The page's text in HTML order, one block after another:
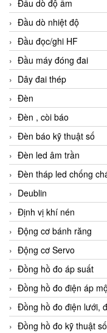
Đầu dò độ ẩm
Đầu dò nhiệt độ
Đầu đọc/ghi HF
Đầu máy đóng đai
Dây đai thép
Đèn
Đèn , còi báo
Đèn báo kỹ thuật số
Đèn led âm trần
Đèn tháp led chống
Deublin
Định vị khí nén
Động cơ bánh răng
Động cơ Servo
Đồng hồ đo áp suất
Đồng hồ đo điện áp
Đồng hồ đo điện lưới,
Đồng hồ đo kỹ thuật số